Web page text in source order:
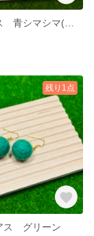
残り1点
ス グリーン